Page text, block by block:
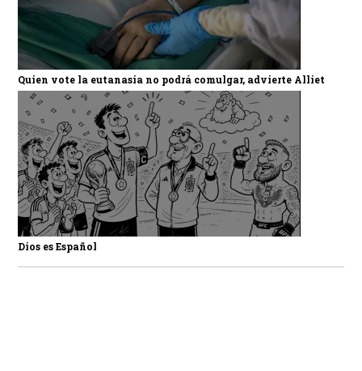
Quien vote la eutanasia no podrá comulgar, advierte Alliet
Dios es Español